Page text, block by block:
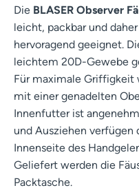
Die BLASER Observer
leicht, packbar und
hervoragend geeignet.
leichtem 20D-Gewebe
Für maximale Griffigkeit
mit einer genadelten
Innenfutter ist
und Ausziehen verfügen
Innenseite des
Geliefert werden die
Packtasche.